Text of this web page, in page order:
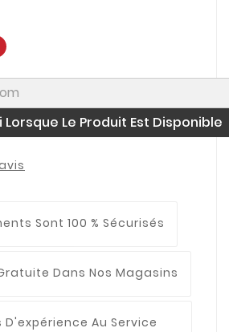
Le Produit Est Disponible
Sont 100 % Sécurisés
Dans Nos Magasins
D'expérience Au Service